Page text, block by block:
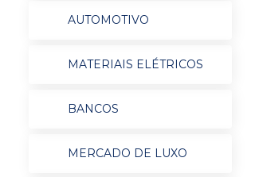
AUTOMOTIVO
MATERIAIS ELÉTRICOS
BANCOS
MERCADO DE LUXO